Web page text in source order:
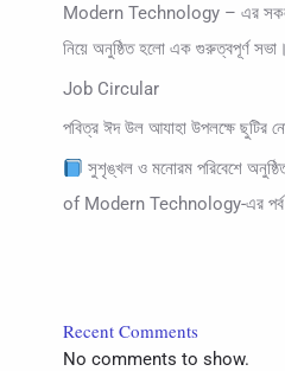
Modern Technology – এর সকল
নিয়ে অনুষ্ঠিত হলো এক গুরুত্বপূর্ণ সভা।
Job Circular
পবিত্র ঈদ উল আযাহা উপলক্ষে ছুটির
সুশৃঙ্খল ও মনোরম পরিবেশে
of Modern Technology-এর পর্ব
Recent Comments
No comments to show.